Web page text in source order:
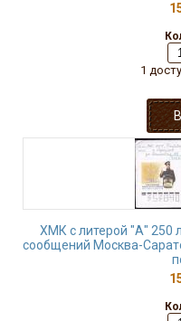
1
ХМК с литерой "А" 250
сообщений Москва-